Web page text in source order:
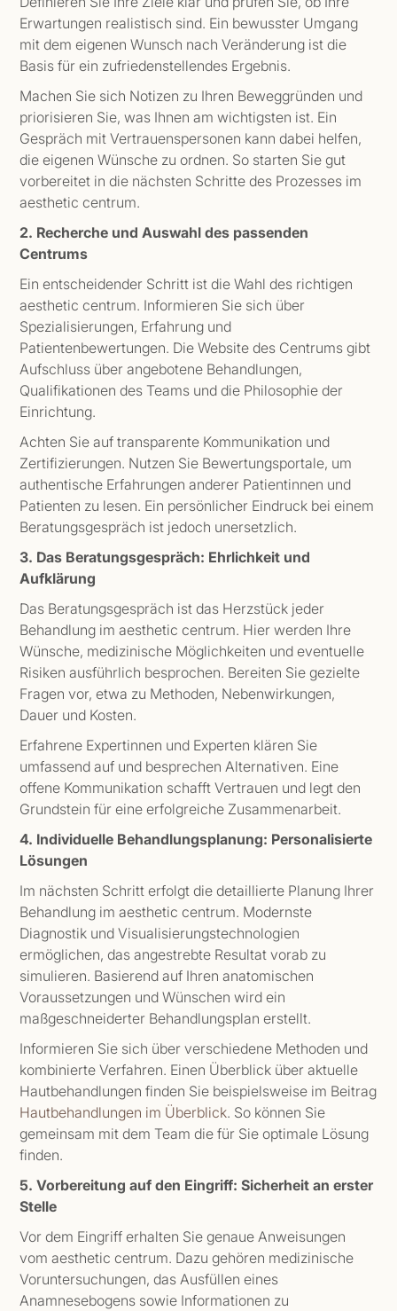
Erwartungen realistisch sind. Ein bewusster Umgang
mit dem eigenen Wunsch nach Veränderung ist die
Basis für ein zufriedenstellendes Ergebnis.
Machen Sie sich Notizen zu Ihren Beweggründen und
priorisieren Sie, was Ihnen am wichtigsten ist. Ein
Gespräch mit Vertrauenspersonen kann dabei helfen,
die eigenen Wünsche zu ordnen. So starten Sie gut
vorbereitet in die nächsten Schritte des Prozesses im
aesthetic centrum.
2. Recherche und Auswahl des passenden
Centrums
Ein entscheidender Schritt ist die Wahl des richtigen
aesthetic centrum. Informieren Sie sich über
Spezialisierungen, Erfahrung und
Patientenbewertungen. Die Website des Centrums gibt
Aufschluss über angebotene Behandlungen,
Qualifikationen des Teams und die Philosophie der
Einrichtung.
Achten Sie auf transparente Kommunikation und
Zertifizierungen. Nutzen Sie Bewertungsportale, um
authentische Erfahrungen anderer Patientinnen und
Patienten zu lesen. Ein persönlicher Eindruck bei einem
Beratungsgespräch ist jedoch unersetzlich.
3. Das Beratungsgespräch: Ehrlichkeit und
Aufklärung
Das Beratungsgespräch ist das Herzstück jeder
Behandlung im aesthetic centrum. Hier werden Ihre
Wünsche, medizinische Möglichkeiten und eventuelle
Risiken ausführlich besprochen. Bereiten Sie gezielte
Fragen vor, etwa zu Methoden, Nebenwirkungen,
Dauer und Kosten.
Erfahrene Expertinnen und Experten klären Sie
umfassend auf und besprechen Alternativen. Eine
offene Kommunikation schafft Vertrauen und legt den
Grundstein für eine erfolgreiche Zusammenarbeit.
4. Individuelle Behandlungsplanung: Personalisierte
Lösungen
Im nächsten Schritt erfolgt die detaillierte Planung Ihrer
Behandlung im aesthetic centrum. Modernste
Diagnostik und Visualisierungstechnologien
ermöglichen, das angestrebte Resultat vorab zu
simulieren. Basierend auf Ihren anatomischen
Voraussetzungen und Wünschen wird ein
maßgeschneiderter Behandlungsplan erstellt.
Informieren Sie sich über verschiedene Methoden und
kombinierte Verfahren. Einen Überblick über aktuelle
Hautbehandlungen finden Sie beispielsweise im Beitrag
Hautbehandlungen im Überblick. So können Sie
gemeinsam mit dem Team die für Sie optimale Lösung
finden.
5. Vorbereitung auf den Eingriff: Sicherheit an erster
Stelle
Vor dem Eingriff erhalten Sie genaue Anweisungen
vom aesthetic centrum. Dazu gehören medizinische
Voruntersuchungen, das Ausfüllen eines
Anamnesebogens sowie Informationen zu